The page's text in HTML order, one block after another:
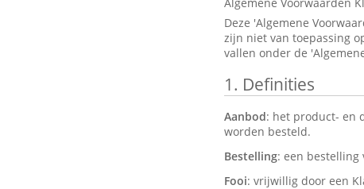
Deze 'Algemene
zijn niet van toepassing
vallen onder de
1. Definities
Aanbod: het product- en
worden besteld.
Bestelling: een bestelling
Fooi: vrijwillig door een